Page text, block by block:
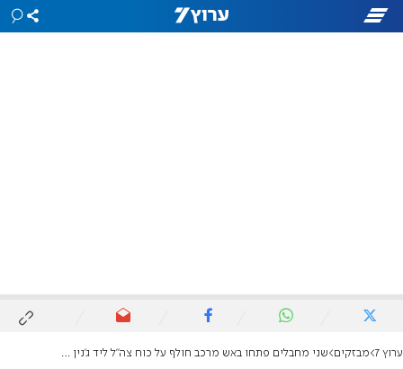
ערוץ 7 מבזקים שני מחבלים פתחו באש מרכב חולף על כוח צה"ל ליד ג'נין - וחוסלו